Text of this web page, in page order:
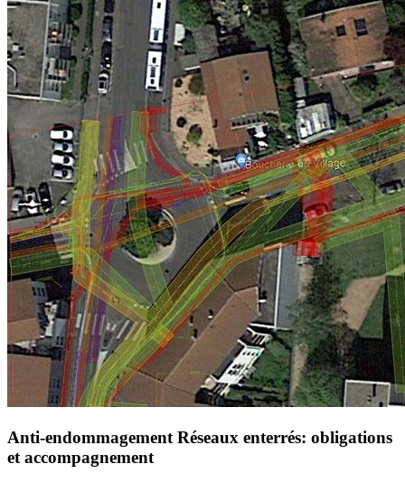
Anti-endommagement Réseaux enterrés: obligations
et accompagnement